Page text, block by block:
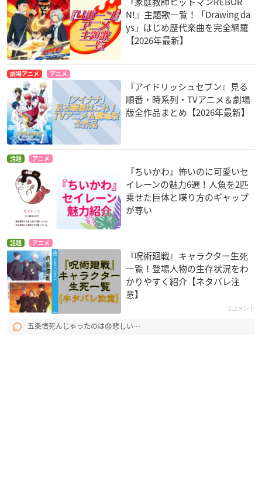
N!』主題歌一覧！「Drawing da
ys」はじめ歴代楽曲を完全網羅
【2026年最新】
劇場アニメ アニメ
『アイドリッシュセブン』見る
順番・時系列・TVアニメ＆劇場
版全作品まとめ【2026年最新】
話題 アニメ
『ちいかわ』怖いのに可愛いセ
イレーンの魅力6選！人魚を2匹
乗せた巨体と喋り方のギャップ
が尊い
話題 アニメ
『呪術廻戦』キャラクター生死
一覧！登場人物の生存状況をわ
かりやすく紹介【ネタバレ注
意】
5コメント
五条悟死んじゃったのは😞悲しい⋯